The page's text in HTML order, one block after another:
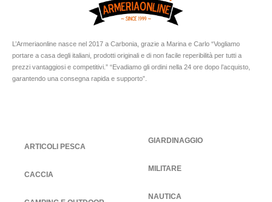
L’Armeriaonline nasce nel 2017 a Carbonia, grazie a Marina e Carlo “Vogliamo
portare a casa degli italiani, prodotti originali e di non facile reperibilità per tutti a
prezzi vantaggiosi e competitivi.” “Evadiamo gli ordini nella 24 ore dopo l’acquisto,
garantendo una consegna rapida e supporto”.
ARTICOLI PESCA
CACCIA
GIARDINAGGIO
MILITARE
NAUTICA